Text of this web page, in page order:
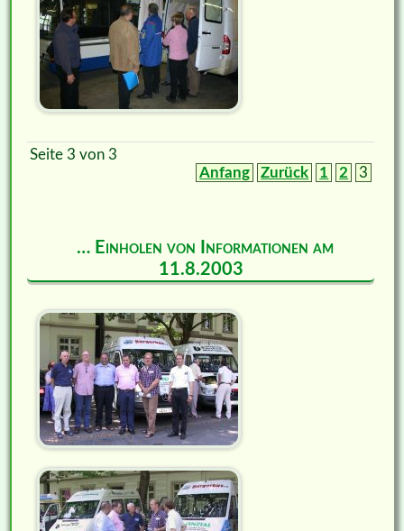
Seite 3 von 3
Anfang
Zurück 1 2 3
… Einholen von Informationen am
11.8.2003